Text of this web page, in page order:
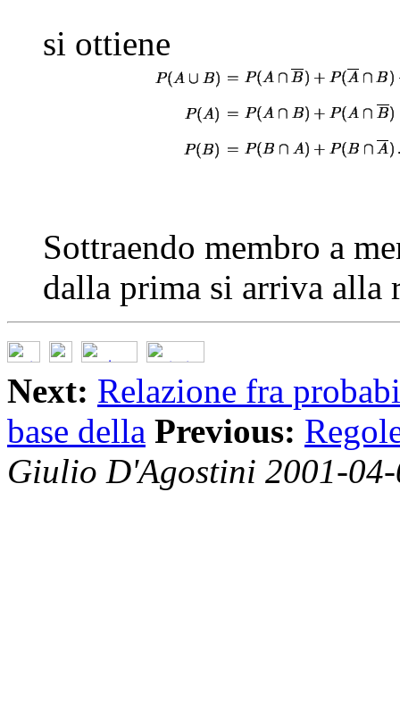
si ottiene
Sottraendo membro a
dalla prima si arriva alla
Next: Relazione fra
base della Previous:
Giulio D'Agostini 2001-